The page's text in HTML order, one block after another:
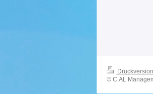
Druckversion
© C.AL